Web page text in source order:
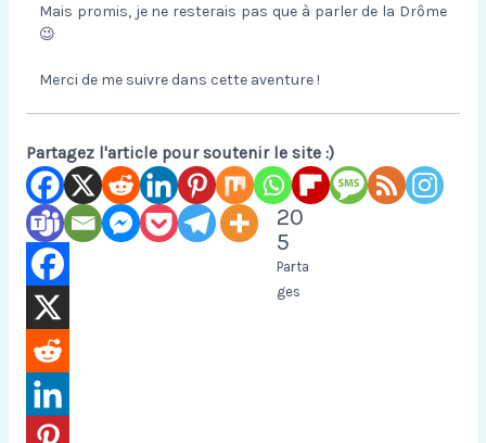
Mais promis, je ne resterais pas que à parler de la Drôme
😉
Merci de me suivre dans cette aventure !
Partagez l'article pour soutenir le site :)
20
5
Parta
ges